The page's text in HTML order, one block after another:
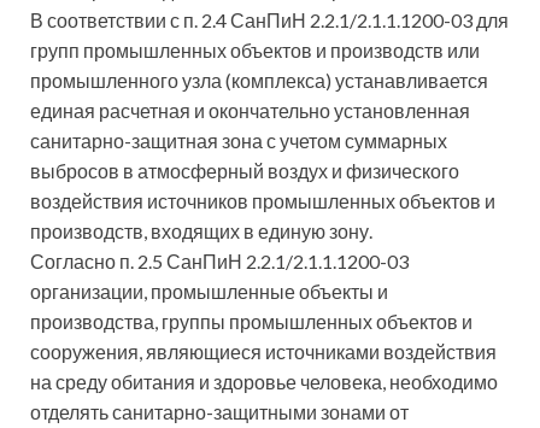
В соответствии с п. 2.4 СанПиН 2.2.1/2.1.1.1200-03 для
групп промышленных объектов и производств или
промышленного узла (комплекса) устанавливается
единая расчетная и окончательно установленная
санитарно-защитная зона с учетом суммарных
выбросов в атмосферный воздух и физического
воздействия источников промышленных объектов и
производств, входящих в единую зону.
Согласно п. 2.5 СанПиН 2.2.1/2.1.1.1200-03
организации, промышленные объекты и
производства, группы промышленных объектов и
сооружения, являющиеся источниками воздействия
на среду обитания и здоровье человека, необходимо
отделять санитарно-защитными зонами от